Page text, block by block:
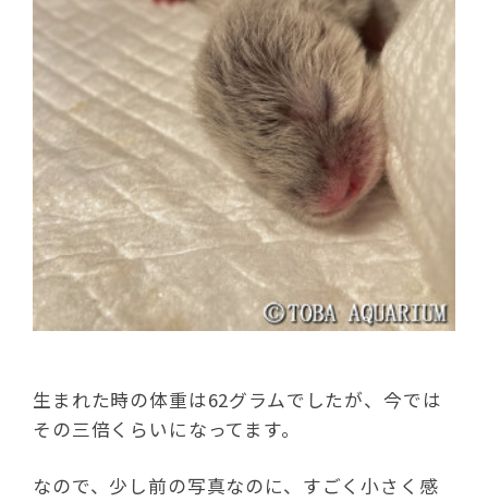
生まれた時の体重は62グラムでしたが、今では
その三倍くらいになってます。
なので、少し前の写真なのに、すごく小さく感